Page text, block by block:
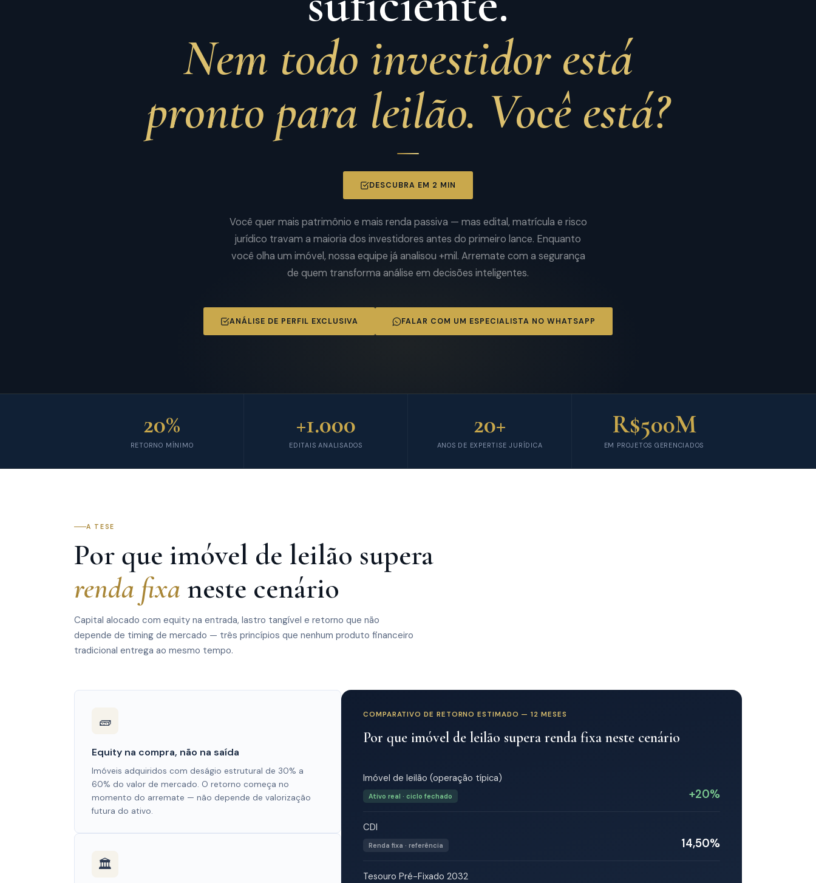
Nem todo investidor está
pronto para leilão. Você está?
DESCUBRA EM 2 MIN
Você quer mais patrimônio e mais renda passiva — mas edital, matrícula e risco
jurídico travam a maioria dos investidores antes do primeiro lance. Enquanto
você olha um imóvel, nossa equipe já analisou +mil. Arremate com a segurança
de quem transforma análise em decisões inteligentes.
ANÁLISE DE PERFIL EXCLUSIVA FALAR COM UM ESPECIALISTA NO WHATSAPP
20%
RETORNO MÍNIMO
+1.000
EDITAIS ANALISADOS
20+
ANOS DE EXPERTISE JURÍDICA
R$500M
EM PROJETOS GERENCIADOS
A TESE
Por que imóvel de leilão supera
renda fixa neste cenário
Capital alocado com equity na entrada, lastro tangível e retorno que não
depende de timing de mercado — três princípios que nenhum produto financeiro
tradicional entrega ao mesmo tempo.
🧱
Equity na compra, não na saída
Imóveis adquiridos com deságio estrutural de 30% a
60% do valor de mercado. O retorno começa no
momento do arremate — não depende de valorização
futura do ativo.
🏛️
COMPARATIVO DE RETORNO ESTIMADO — 12 MESES
Por que imóvel de leilão supera renda fixa neste cenário
Imóvel de leilão (operação típica)
Ativo real · ciclo fechado +20%
CDI
Renda fixa · referência 14,50%
Tesouro Pré-Fixado 2032